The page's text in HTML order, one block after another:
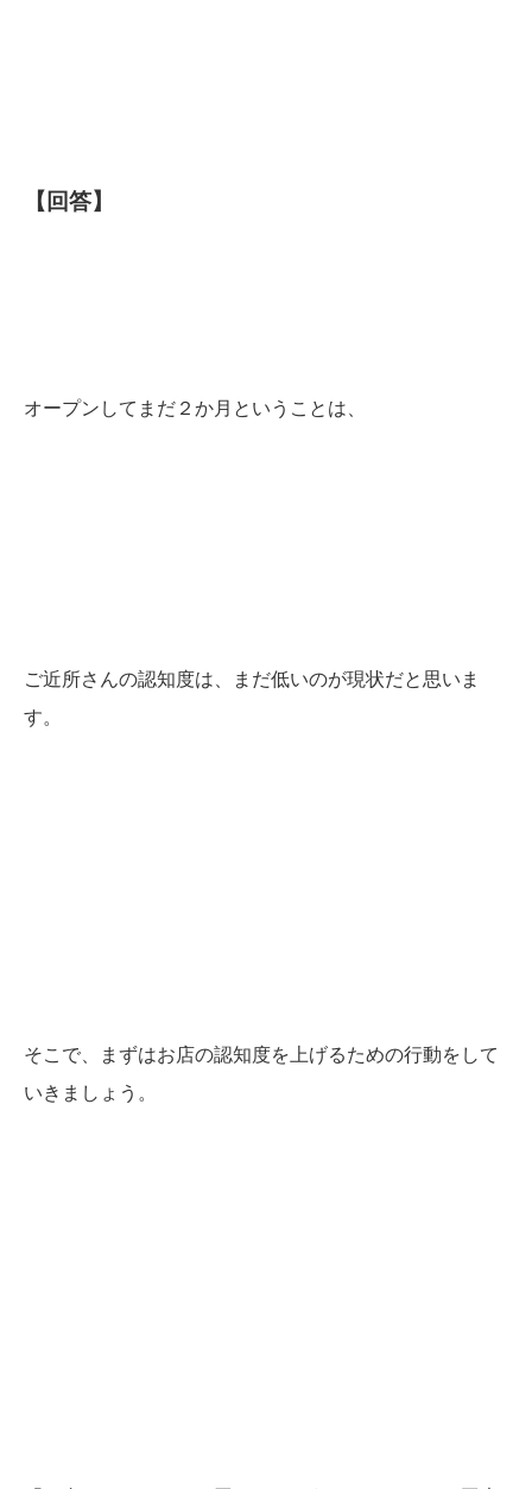
【回答】
オープンしてまだ２か月ということは、
ご近所さんの認知度は、まだ低いのが現状だと思いま
す。
そこで、まずはお店の認知度を上げるための行動をして
いきましょう。